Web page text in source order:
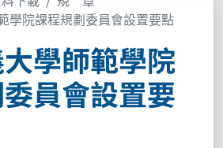
學院課程規劃委員會設置要點
學師範學院
員會設置要